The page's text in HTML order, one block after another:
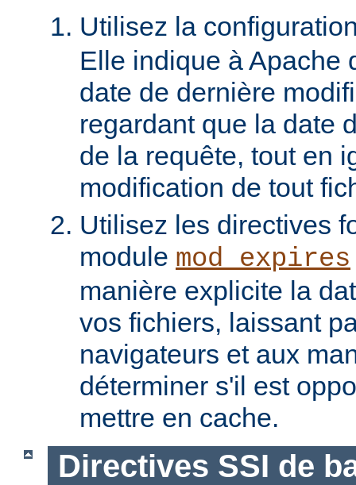
Utilisez la
Elle indique à Apache
date de dernière
regardant que la date
de la requête, tout en
modification de tout
Utilisez les directives
module mod_expires
manière explicite la
vos fichiers, laissant
navigateurs et aux
déterminer s'il est
mettre en cache.
Directives SSI de